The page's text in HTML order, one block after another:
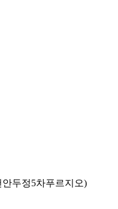
안두정5차푸르지오)